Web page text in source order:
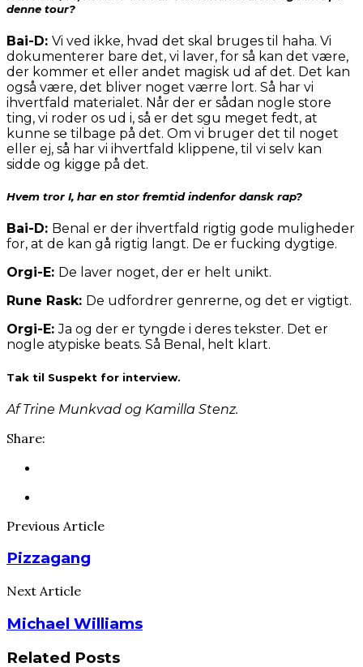
denne tour?
Bai-D: Vi ved ikke, hvad det skal bruges til haha. Vi
dokumenterer bare det, vi laver, for så kan det være,
der kommer et eller andet magisk ud af det. Det kan
også være, det bliver noget værre lort. Så har vi
ihvertfald materialet. Når der er sådan nogle store
ting, vi roder os ud i, så er det sgu meget fedt, at
kunne se tilbage på det. Om vi bruger det til noget
eller ej, så har vi ihvertfald klippene, til vi selv kan
sidde og kigge på det.
Hvem tror I, har en stor fremtid indenfor dansk rap?
Bai-D: Benal er der ihvertfald rigtig gode muligheder
for, at de kan gå rigtig langt. De er fucking dygtige.
Orgi-E: De laver noget, der er helt unikt.
Rune Rask: De udfordrer genrerne, og det er vigtigt.
Orgi-E:Ja og der er tyngde i deres tekster. Det er
nogle atypiske beats. Så Benal, helt klart.
Tak til Suspekt for interview.
Af Trine Munkvad og Kamilla Stenz.
Share:
Previous Article
Pizzagang
Next Article
Michael Williams
Related Posts